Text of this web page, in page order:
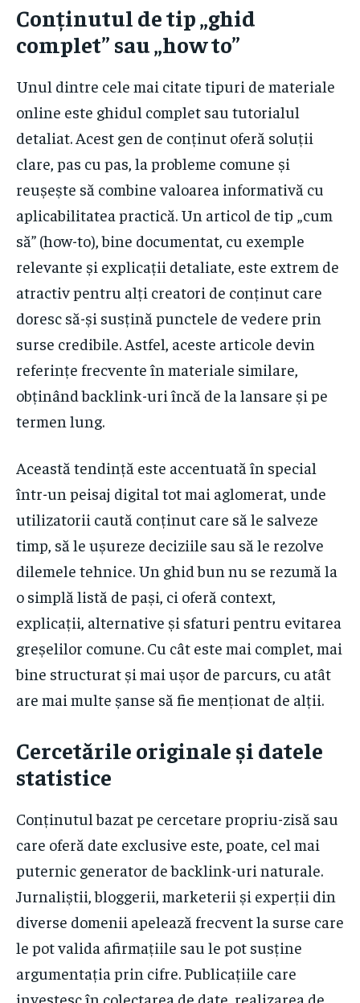
Conținutul de tip „ghid
complet” sau „how to”
Unul dintre cele mai citate tipuri de materiale
online este ghidul complet sau tutorialul
detaliat. Acest gen de conținut oferă soluții
clare, pas cu pas, la probleme comune și
reușește să combine valoarea informativă cu
aplicabilitatea practică. Un articol de tip „cum
să” (how-to), bine documentat, cu exemple
relevante și explicații detaliate, este extrem de
atractiv pentru alți creatori de conținut care
doresc să-și susțină punctele de vedere prin
surse credibile. Astfel, aceste articole devin
referințe frecvente în materiale similare,
obținând backlink-uri încă de la lansare și pe
termen lung.
Această tendință este accentuată în special
într-un peisaj digital tot mai aglomerat, unde
utilizatorii caută conținut care să le salveze
timp, să le ușureze deciziile sau să le rezolve
dilemele tehnice. Un ghid bun nu se rezumă la
o simplă listă de pași, ci oferă context,
explicații, alternative și sfaturi pentru evitarea
greșelilor comune. Cu cât este mai complet, mai
bine structurat și mai ușor de parcurs, cu atât
are mai multe șanse să fie menționat de alții.
Cercetările originale și datele
statistice
Conținutul bazat pe cercetare propriu-zisă sau
care oferă date exclusive este, poate, cel mai
puternic generator de backlink-uri naturale.
Jurnaliștii, bloggerii, marketerii și experții din
diverse domenii apelează frecvent la surse care
le pot valida afirmațiile sau le pot susține
argumentația prin cifre. Publicațiile care
investesc în colectarea de date, realizarea de